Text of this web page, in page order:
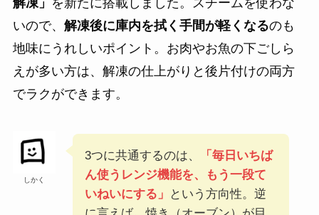
解凍」 を新たに搭載しました。スチームを使わな
いので、 解凍後に庫内を拭く手間が軽くなるのも
地味にうれしいポイント。お肉やお魚の下ごしら
えが多い方は、解凍の仕上がりと後片付けの両方
でラクができます。
しかく
3つに共通するのは、
「毎日いちば
ん使うレンジ機能を、もう一段て
いねいにする」
という方向性。逆